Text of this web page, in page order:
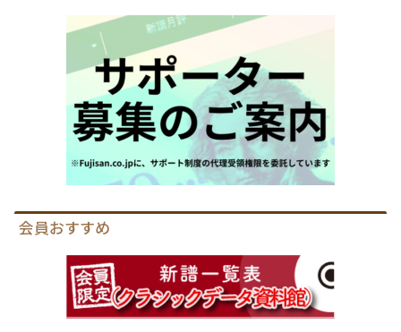
会員おすすめ